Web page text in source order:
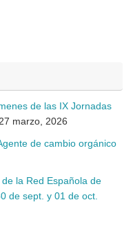
de las IX Jornadas
27 marzo, 2026
de cambio orgánico
la Red Española de
de sept. y 01 de oct.